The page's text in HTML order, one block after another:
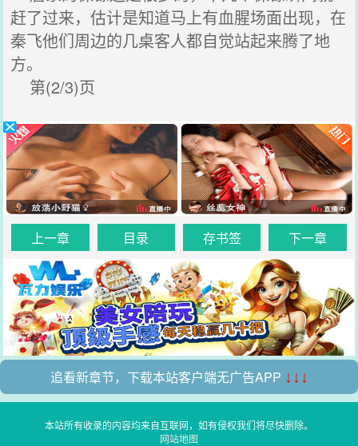
赶了过来，估计是知道马上有血腥场面出现，在
秦飞他们周边的几桌客人都自觉站起来腾了地
方。
第(2/3)页
上一章 目录 存书签 下一章
追看新章节，下载本站客户端无广告APP ↓↓↓
本站所有收录的内容均来自互联网，如有侵权我们将尽快删除。
网站地图